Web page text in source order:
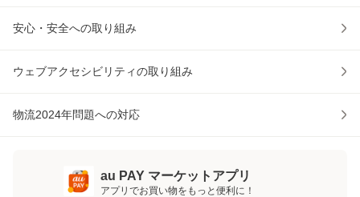
安心・安全への取り組み
ウェブアクセシビリティの取り組み
物流2024年問題への対応
au PAY マーケットアプリ
アプリでお買い物をもっと便利に！